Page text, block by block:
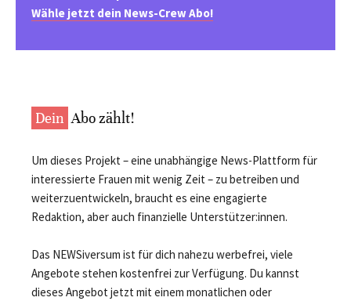
Wähle jetzt dein News-Crew Abo!
Dein Abo zählt!
Um dieses Projekt – eine unabhängige News-Plattform für
interessierte Frauen mit wenig Zeit – zu betreiben und
weiterzuentwickeln, braucht es eine engagierte
Redaktion, aber auch finanzielle Unterstützer:innen.
Das NEWSiversum ist für dich nahezu werbefrei, viele
Angebote stehen kostenfrei zur Verfügung. Du kannst
dieses Angebot jetzt mit einem monatlichen oder